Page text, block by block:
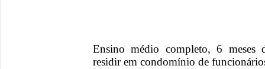
Ensino médio completo, 6 meses
residir em condomínio de